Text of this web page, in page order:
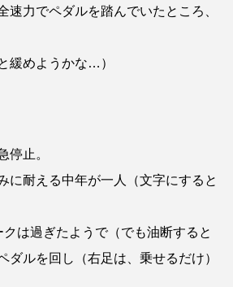
力でペダルを踏んでいたところ、
緩めようかな…）
停止。
に耐える中年が一人（文字にすると
は過ぎたようで（でも油断すると
ルを回し（右足は、乗せるだけ）